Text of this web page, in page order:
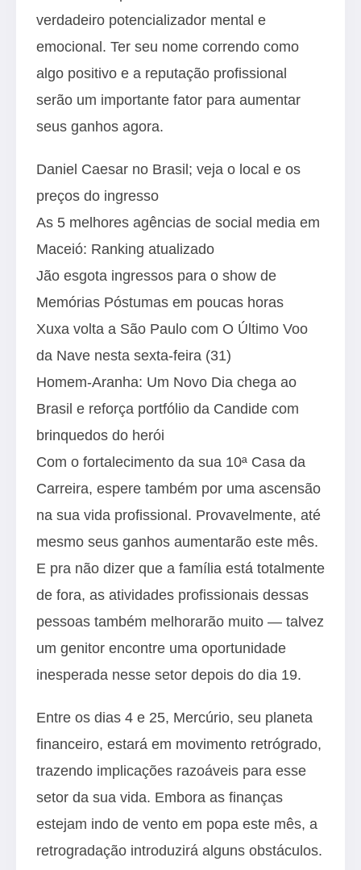
verdadeiro potencializador mental e
emocional. Ter seu nome correndo como
algo positivo e a reputação profissional
serão um importante fator para aumentar
seus ganhos agora.
Daniel Caesar no Brasil; veja o local e os
preços do ingresso
As 5 melhores agências de social media em
Maceió: Ranking atualizado
Jão esgota ingressos para o show de
Memórias Póstumas em poucas horas
Xuxa volta a São Paulo com O Último Voo
da Nave nesta sexta-feira (31)
Homem-Aranha: Um Novo Dia chega ao
Brasil e reforça portfólio da Candide com
brinquedos do herói
Com o fortalecimento da sua 10ª Casa da
Carreira, espere também por uma ascensão
na sua vida profissional. Provavelmente, até
mesmo seus ganhos aumentarão este mês.
E pra não dizer que a família está totalmente
de fora, as atividades profissionais dessas
pessoas também melhorarão muito — talvez
um genitor encontre uma oportunidade
inesperada nesse setor depois do dia 19.
Entre os dias 4 e 25, Mercúrio, seu planeta
financeiro, estará em movimento retrógrado,
trazendo implicações razoáveis para esse
setor da sua vida. Embora as finanças
estejam indo de vento em popa este mês, a
retrogradação introduzirá alguns obstáculos.